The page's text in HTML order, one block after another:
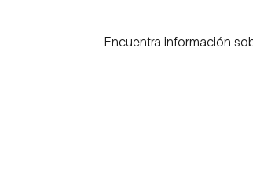
Encuentra información